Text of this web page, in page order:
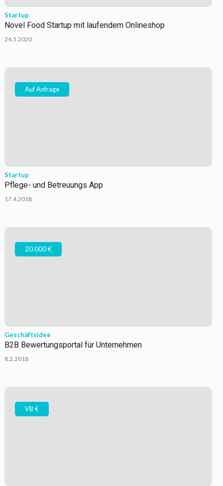
Startup
Novel Food Startup mit laufendem Onlineshop
24.5.2020
Auf Anfrage
Startup
Pflege- und Betreuungs App
17.4.2018
20.000 €
Geschäftsidee
B2B Bewertungsportal für Unternehmen
8.2.2018
VB €